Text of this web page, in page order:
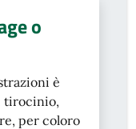
o
è
tirocinio,
per coloro